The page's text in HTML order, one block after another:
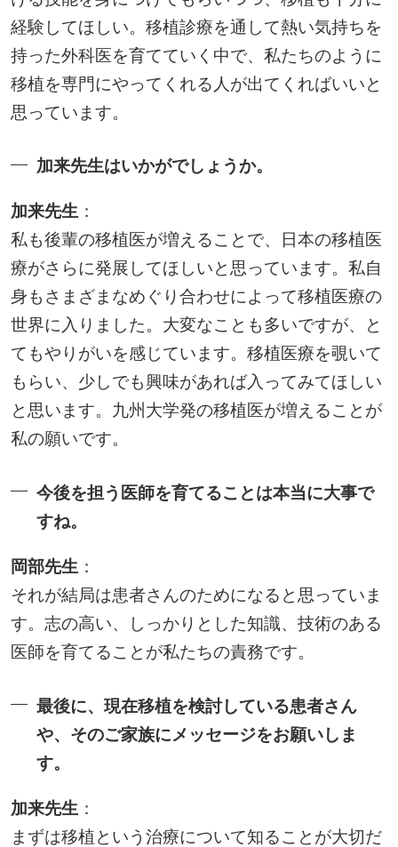
経験してほしい。移植診療を通して熱い気持ちを
持った外科医を育てていく中で、私たちのように
移植を専門にやってくれる人が出てくればいいと
思っています。
加来先生はいかがでしょうか。
加来先生：
私も後輩の移植医が増えることで、日本の移植医
療がさらに発展してほしいと思っています。私自
身もさまざまなめぐり合わせによって移植医療の
世界に入りました。大変なことも多いですが、と
てもやりがいを感じています。移植医療を覗いて
もらい、少しでも興味があれば入ってみてほしい
と思います。九州大学発の移植医が増えることが
私の願いです。
今後を担う医師を育てることは本当に大事で
すね。
岡部先生：
それが結局は患者さんのためになると思っていま
す。志の高い、しっかりとした知識、技術のある
医師を育てることが私たちの責務です。
最後に、現在移植を検討している患者さん
や、そのご家族にメッセージをお願いしま
す。
加来先生 ：
まずは移植という治療について知ることが大切だ